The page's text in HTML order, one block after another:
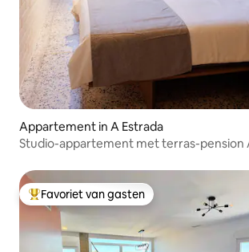
Appartement in A Estrada
Studio-appartement met terras-pension
Topfavoriet van gasten
Favoriet van gasten